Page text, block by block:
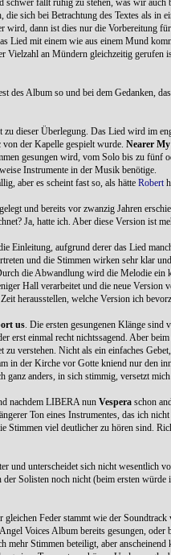
sich bei Betrachtung des Textes als in
wird, dann ist dies nur die Vorbereitung
Lied mit einem wie aus einem Mund
Vielzahl an Mündern gleichzeitig
des Album so und bei dem Gedanken,
zu dieser Überlegung. Das Lied wird im
der Kapelle gespielt wurde. Nearer
gesungen wird, vom Solo bis zu
Instrumente in der Musik benötige.
aber es scheint fast so, als hätte Robert
und bereits vor zwanzig Jahren
Ja, hatte ich. Aber diese Version ist
Einleitung, aufgrund derer das Lied
und die Stimmen wirken sehr klar
die Abwandlung wird die Melodie
Hall verarbeitet und die neue Version
herausstellen, welche Version ich
us . Die ersten gesungenen Klänge
erst einmal recht nichtssagend. Aber
zu verstehen. Nicht als ein einfaches
in der Kirche vor Gotte kniend nur den
ganz anders, in sich stimmig, versetzt
nachdem LIBERA nun Vespera schon
Ton eines Instrumentes, das ich
Stimmen viel deutlicher zu hören sind.
und unterscheidet sich nicht wesentlich
Solisten noch nicht (beim ersten
gleichen Feder stammt wie der Soundtrack
Voices Album bereits gesungen, oder
mehr Stimmen beteiligt, aber